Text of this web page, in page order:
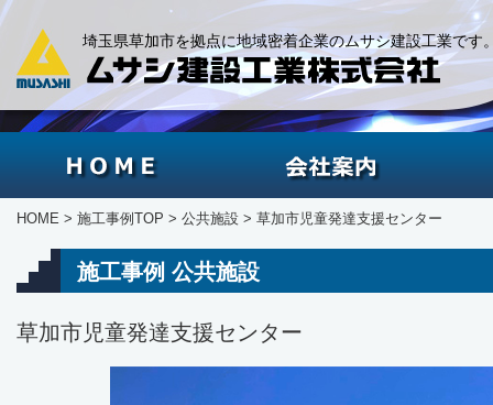
埼玉県草加市を拠点に地域密着企業のムサシ建設工業です
HOME 施工事例TOP 公共施設 草加市児童発達支援センター
施工事例 公共施設
草加市児童発達支援センター